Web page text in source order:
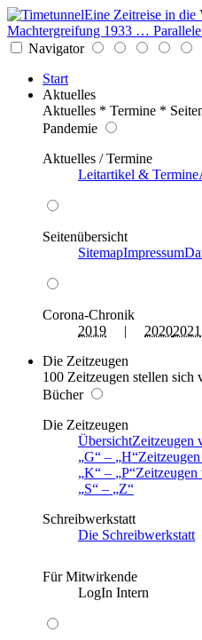
Eine Zeitreise in
Machtergreifung 1933 …
Navigator
Start
Aktuelles
Aktuelles * Termine *
Pandemie
Aktuelles / Termine
Leitartikel & Termine
Seitenübersicht
SitemapImpressum
Corona-Chronik
2019 | 20202021
Die Zeitzeugen
100 Zeitzeugen stellen sich
Bücher
Die Zeitzeugen
ÜbersichtZeitzeugen
G
– H
K
– P Zeitzeugen
S
–
Z
Schreibwerkstatt
Die Schreibwerkstatt
Für Mitwirkende
LogIn Intern